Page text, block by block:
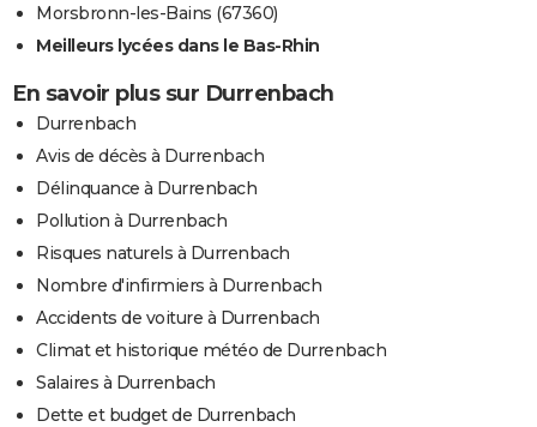
Morsbronn-les-Bains (67360)
Meilleurs lycées dans le Bas-Rhin
En savoir plus sur Durrenbach
Durrenbach
Avis de décès à Durrenbach
Délinquance à Durrenbach
Pollution à Durrenbach
Risques naturels à Durrenbach
Nombre d'infirmiers à Durrenbach
Accidents de voiture à Durrenbach
Climat et historique météo de Durrenbach
Salaires à Durrenbach
Dette et budget de Durrenbach